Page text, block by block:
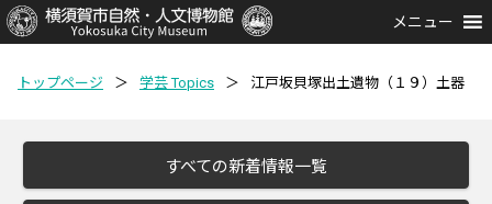
メニュー
トップページ ＞ 学芸 Topics ＞ 江戸坂貝塚出土遺物（１９）土器
すべての新着情報一覧